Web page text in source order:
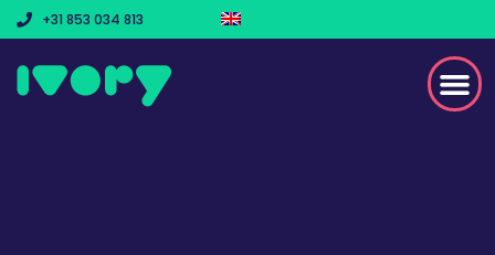
+31 853 034 813